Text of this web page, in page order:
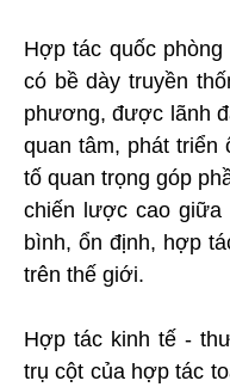
Hợp tác quốc
có bề dày truyền
phương, được lãnh
quan tâm, phát triển
tố quan trọng góp
chiến lược cao giữa
bình, ổn định, hợp
trên thế giới.
Hợp tác kinh tế -
trụ cột của hợp tác